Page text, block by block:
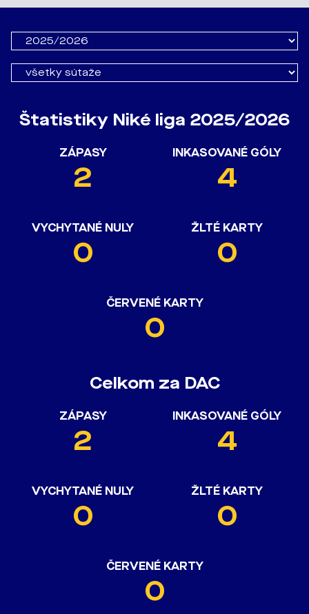
Štatistiky Niké liga 2025/2026
ZÁPASY
2
INKASOVANÉ GÓLY
4
VYCHYTANÉ NULY
0
ŽLTÉ KARTY
0
ČERVENÉ KARTY
0
Celkom za DAC
ZÁPASY
2
INKASOVANÉ GÓLY
4
VYCHYTANÉ NULY
0
ŽLTÉ KARTY
0
ČERVENÉ KARTY
0